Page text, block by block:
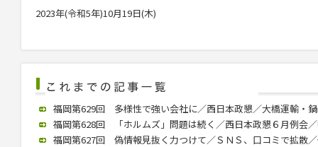
2023年(令和5年)10月19日(木)
福岡第629回 多様性で強い会社に／西日本政懇／大橋運輸・
福岡第628回 「ホルムズ」問題は続く／西日本政懇６月例会
福岡第627回 偽情報見抜く力つけて／ＳＮＳ、口コミで拡散